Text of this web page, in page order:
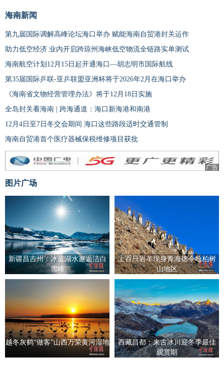
海南新闻
第九届国际调解高峰论坛海口举办 赋能海南自贸港封关运作
助力低空经济 业内开启跨琼州海峡低空物流全链路实单测试
海南航空计划12月15日起开通海口—胡志明市国际航线
第35届国际乒联-亚乒联盟亚洲杯将于2026年2月在海口举办
《海南省文物经营管理办法》将于12月18日实施
全岛封关看海南 | 跨海通道：海口新海港和南港
12月4日至7日冬交会期间 海口这些路段适时交通管制
海南自贸港首个医疗器械保税维修项目获批
广告
图片广场
新疆昌吉州：冰蓝湖水邂逅洁白
雪峰
上百只岩羊现身青海德令哈柏树
山地区
越冬灰鹤“做客”山西万荣黄河湿地
西藏昌都：来古冰川迎冬季最佳
观赏期